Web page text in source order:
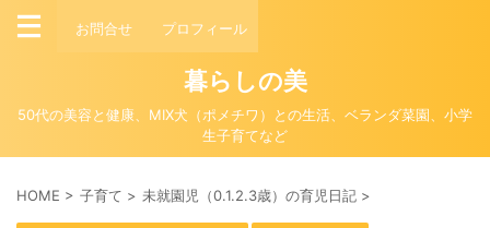
お問合せ プロフィール
暮らしの美
50代の美容と健康、MIX犬（ポメチワ）との生活、ベランダ菜園、小学
生子育てなど
HOME > 子育て > 未就園児（0.1.2.3歳）の育児日記 >